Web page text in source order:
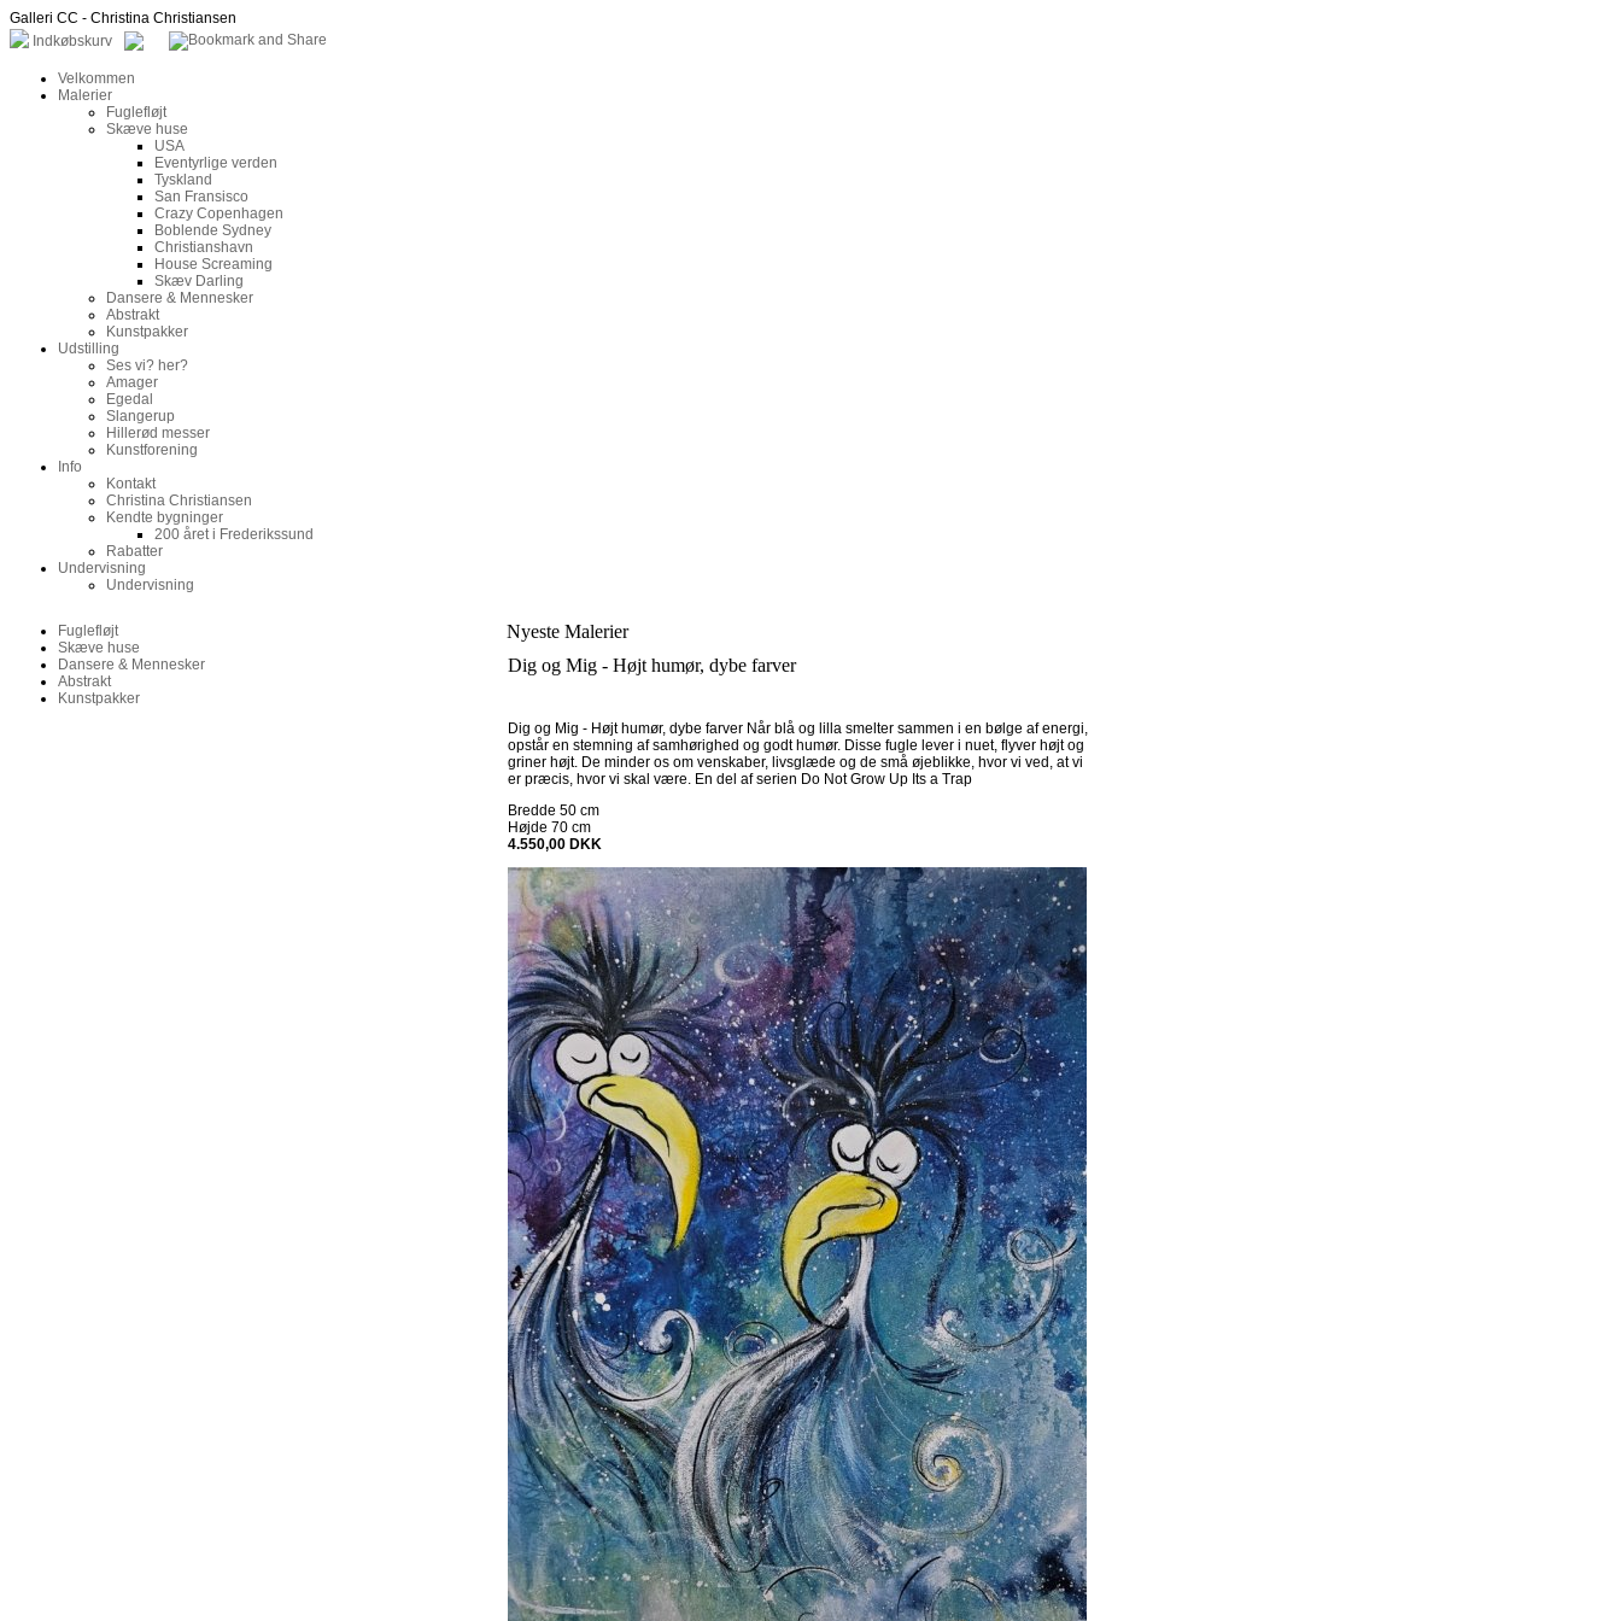
Galleri CC - Christina Christiansen
Indkøbskurv
Velkommen
Malerier
Fuglefløjt
Skæve huse
USA
Eventyrlige verden
Tyskland
San Fransisco
Crazy Copenhagen
Boblende Sydney
Christianshavn
House Screaming
Skæv Darling
Dansere & Mennesker
Abstrakt
Kunstpakker
Udstilling
Ses vi? her?
Amager
Egedal
Slangerup
Hillerød messer
Kunstforening
Info
Kontakt
Christina Christiansen
Kendte bygninger
200 året i Frederikssund
Rabatter
Undervisning
Undervisning
Fuglefløjt
Skæve huse
Dansere & Mennesker
Abstrakt
Kunstpakker
Nyeste Malerier
Dig og Mig - Højt humør, dybe farver
Dig og Mig - Højt humør, dybe farver Når blå og lilla smelter sammen i en bølge af energi,
opstår en stemning af samhørighed og godt humør. Disse fugle lever i nuet, flyver højt og
griner højt. De minder os om venskaber, livsglæde og de små øjeblikke, hvor vi ved, at vi
er præcis, hvor vi skal være. En del af serien Do Not Grow Up Its a Trap
Bredde 50 cm
Højde 70 cm
4.550,00 DKK